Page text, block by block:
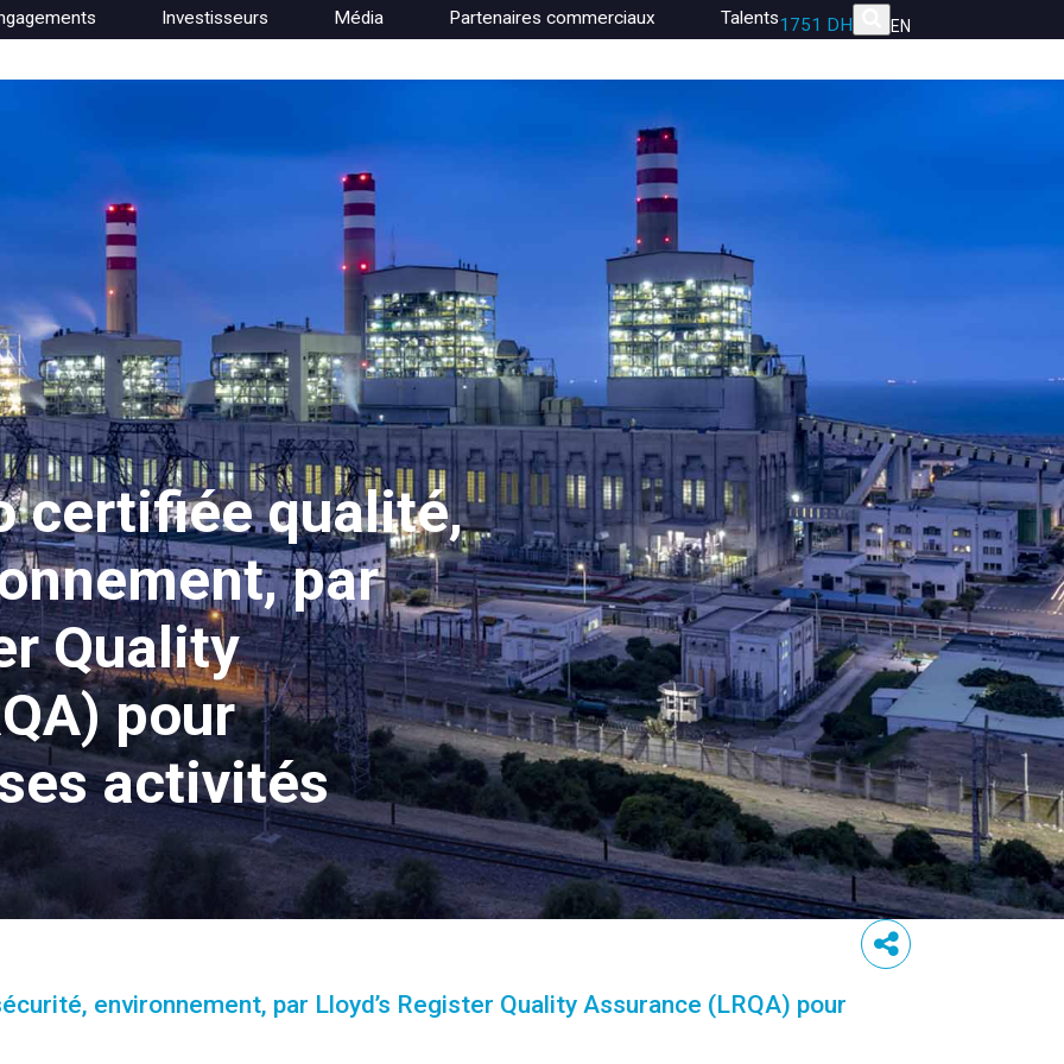
Investisseurs Média Partenaires commerciaux Talents1751 DH EN
certifiée qualité,
par
Quality
pour
activités
environnement, par Lloyd’s Register Quality Assurance (LRQA) pour